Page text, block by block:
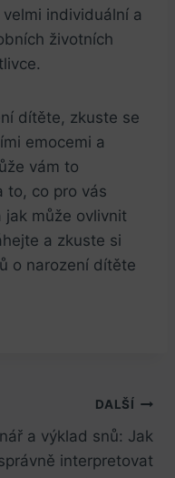
individuální⁢ a
​životních
dítěte, zkuste se⁣
emocemi a
vám to
⁣to, co ⁣pro⁣ vás
může ovlivnit
a zkuste si
o narození dítěte
DALŠÍ
a výklad snů: Jak
interpretovat